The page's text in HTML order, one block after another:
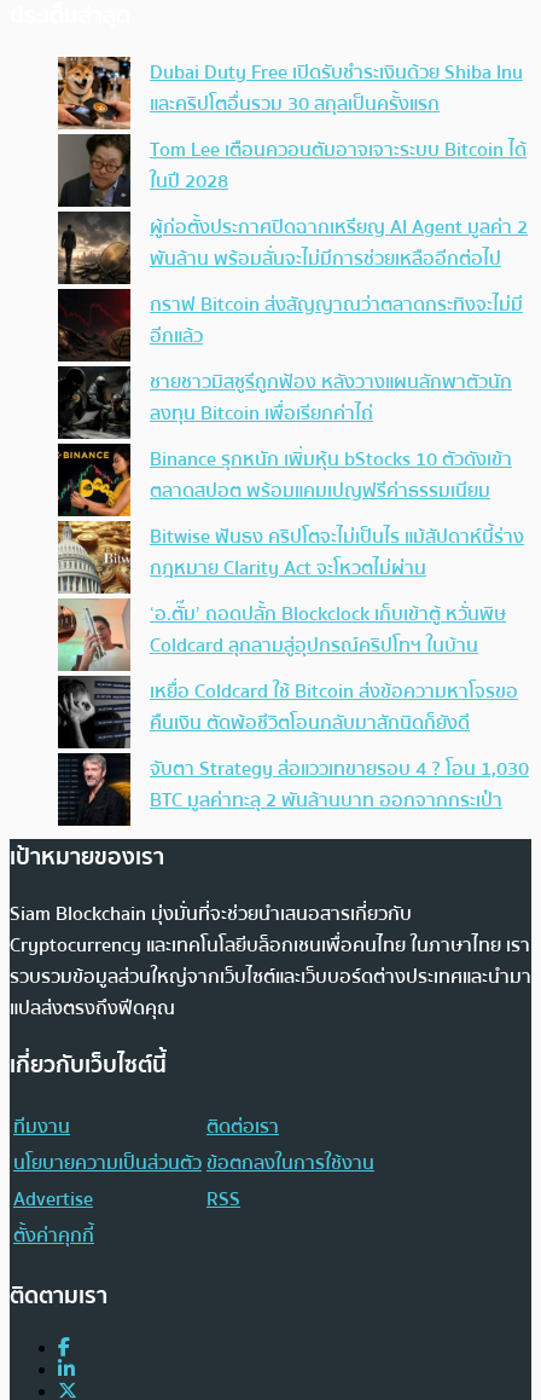
Dubai Duty Free เปิดรับชำระเงินด้วย Shiba Inu
และคริปโตอื่นรวม 30 สกุลเป็นครั้งแรก
Tom Lee เตือนควอนตัมอาจเจาะระบบ Bitcoin ได้
ในปี 2028
ผู้ก่อตั้งประกาศปิดฉากเหรียญ AI Agent มูลค่า 2
พันล้าน พร้อมลั่นจะไม่มีการช่วยเหลืออีกต่อไป
กราฟ Bitcoin ส่งสัญญาณว่าตลาดกระทิงจะไม่มี
อีกแล้ว
ชายชาวมิสซูรีถูกฟ้อง หลังวางแผนลักพาตัวนัก
ลงทุน Bitcoin เพื่อเรียกค่าไถ่
Binance รุกหนัก เพิ่มหุ้น bStocks 10 ตัวดังเข้า
ตลาดสปอต พร้อมแคมเปญฟรีค่าธรรมเนียม
Bitwise ฟันธง คริปโตจะไม่เป็นไร แม้สัปดาห์นี้ร่าง
กฎหมาย Clarity Act จะโหวตไม่ผ่าน
‘อ.ตั๊ม’ ถอดปลั้ก Blockclock เก็บเข้าตู้ หวั่นพิษ
Coldcard ลุกลามสู่อุปกรณ์คริปโทฯ ในบ้าน
เหยื่อ Coldcard ใช้ Bitcoin ส่งข้อความหาโจรขอ
คืนเงิน ตัดพ้อชีวิตโอนกลับมาสักนิดก็ยังดี
จับตา Strategy ส่อแววเทขายรอบ 4 ? โอน 1,030
BTC มูลค่าทะลุ 2 พันล้านบาท ออกจากกระเป๋า
เป้าหมายของเรา
Siam Blockchain มุ่งมั่นที่จะช่วยนำเสนอสารเกี่ยวกับ
Cryptocurrency และเทคโนโลยีบล็อกเชนเพื่อคนไทย ในภาษาไทย เรา
รวบรวมข้อมูลส่วนใหญ่จากเว็บไซต์และเว็บบอร์ดต่างประเทศและนำมา
แปลส่งตรงถึงฟีดคุณ
เกี่ยวกับเว็บไซต์นี้
ทีมงาน
ติดต่อเรา
นโยบายความเป็นส่วนตัวข้อตกลงในการใช้งาน
Advertise
RSS
ตั้งค่าคุกกี้
ติดตามเรา